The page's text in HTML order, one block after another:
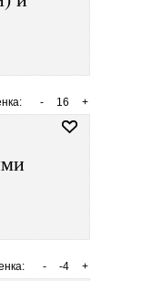
+
16
-
+
-4
-